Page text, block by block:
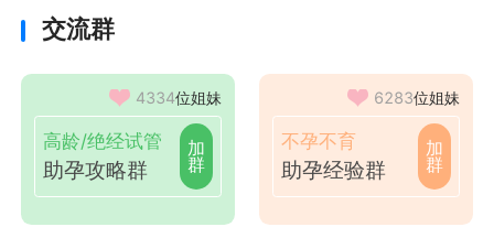
交流群
4334位姐妹
高龄/绝经试管
助孕攻略群
加
群
6283位姐妹
不孕不育
助孕经验群
加
群